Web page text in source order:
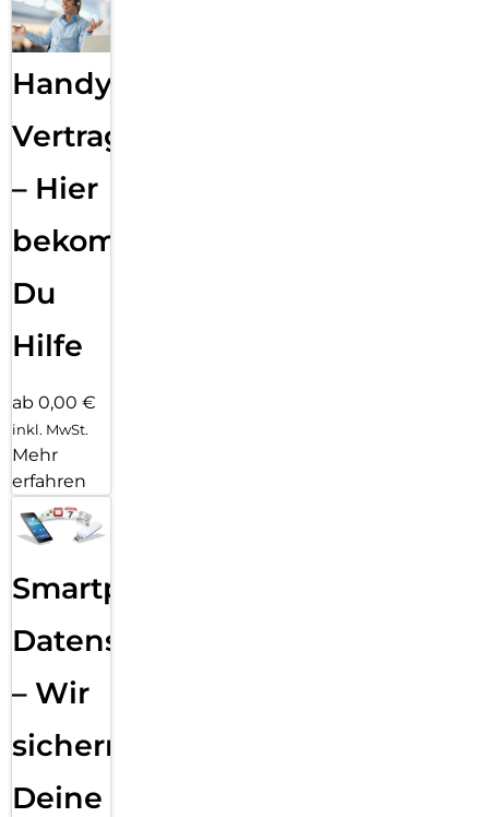
Handy
Vertragsabwicklung
– Hier
bekommst
Du
Hilfe
ab 0,00 €
inkl. MwSt.
Mehr
erfahren
Smartphone
Datensicherung
– Wir
sichern
Deine